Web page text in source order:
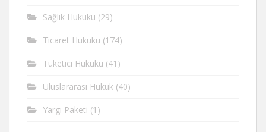
Sağlık Hukuku (29)
Ticaret Hukuku (174)
Tüketici Hukuku (41)
Uluslararası Hukuk (40)
Yargı Paketi (1)